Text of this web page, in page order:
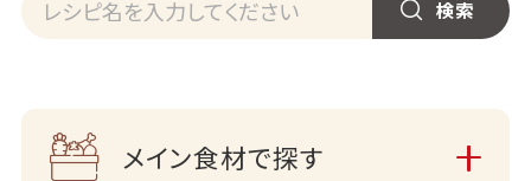
メイン食材で探す